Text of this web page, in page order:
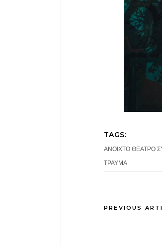
TAGS:
ΑΝΟΙΧΤΟ ΘΕΑΤΡΟ
ΤΡΑΥΜΑ
PREVIOUS